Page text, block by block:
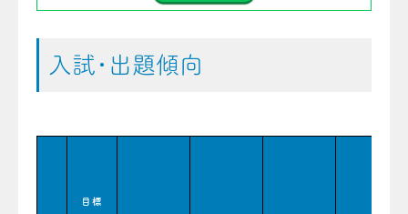
入試・出題傾向
目標